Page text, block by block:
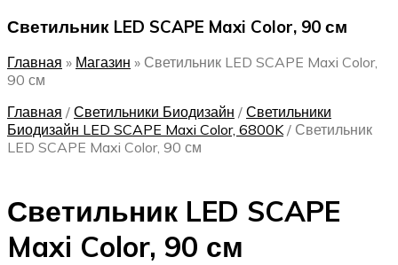
Светильник LED SCAPE Maxi Color, 90 см
Главная » Магазин » Светильник LED SCAPE Maxi Color,
90 см
Главная / Светильники Биодизайн / Светильники
Биодизайн LED SCAPE Maxi Color, 6800K/ Светильник
LED SCAPE Maxi Color, 90 см
Светильник LED SCAPE
Maxi Color, 90 см